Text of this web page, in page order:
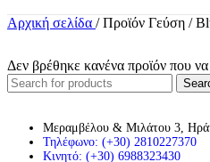
Αρχική σελίδα / Προϊόν Γεύση /
Δεν βρέθηκε κανένα προϊόν που να
Μεραμβέλου & Μιλάτου 3,
Τηλέφωνο: (+30) 2810227370
Κινητό: (+30) 6988323430